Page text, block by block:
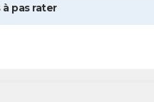
pas rater